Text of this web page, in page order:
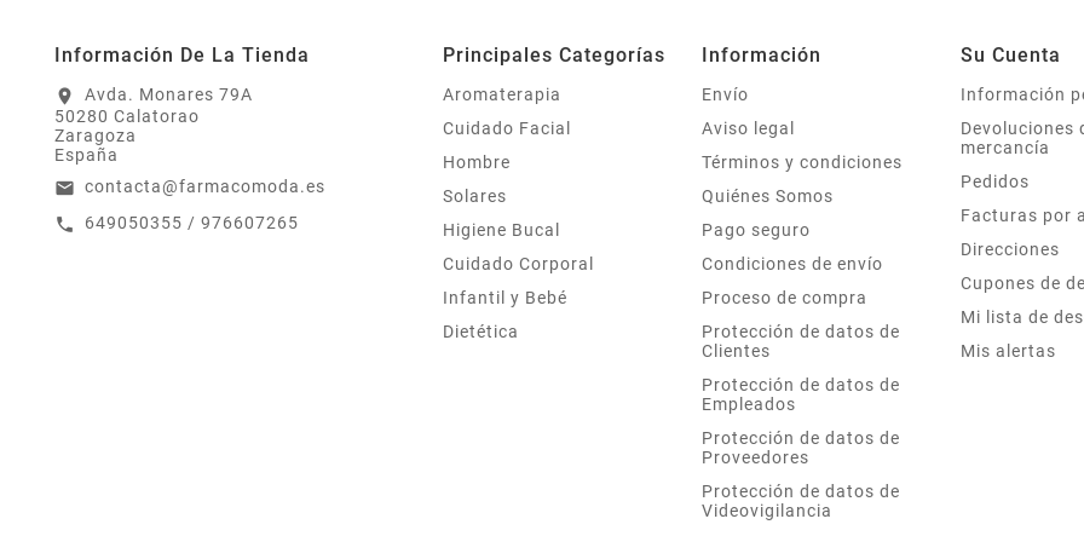
Información De La Tienda
location_on
Avda. Monares 79A
50280 Calatorao
Zaragoza
España
email contacta@farmacomoda.es
call 649050355 / 976607265
Principales Categorías
Aromaterapia
Cuidado Facial
Hombre
Solares
Higiene Bucal
Cuidado Corporal
Infantil y Bebé
Dietética
Información
Envío
Aviso legal
Términos y condiciones
Quiénes Somos
Pago seguro
Condiciones de envío
Proceso de compra
Protección de datos de
Clientes
Protección de datos de
Empleados
Protección de datos de
Proveedores
Protección de datos de
Videovigilancia
Su Cuenta
Información
Devoluciones
mercancía
Pedidos
Facturas por
Direcciones
Cupones de
Mi lista de
Mis alertas